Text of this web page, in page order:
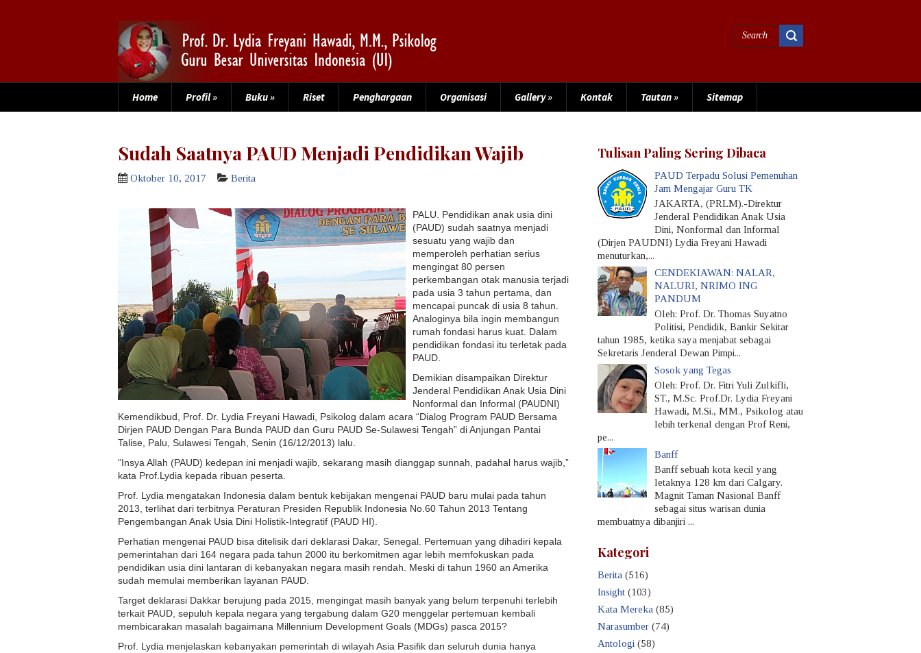
Home Profil» Buku» Riset Penghargaan Organisasi Gallery» Kontak Tautan» Sitemap
Sudah Saatnya PAUD Menjadi Pendidikan Wajib
Oktober 10, 2017 Berita
PALU. Pendidikan anak usia dini
(PAUD) sudah saatnya menjadi
sesuatu yang wajib dan
memperoleh perhatian serius
mengingat 80 persen
perkembangan otak manusia terjadi
pada usia 3 tahun pertama, dan
mencapai puncak di usia 8 tahun.
Analoginya bila ingin membangun
rumah fondasi harus kuat. Dalam
pendidikan fondasi itu terletak pada
PAUD.
Demikian disampaikan Direktur
Jenderal Pendidikan Anak Usia Dini
Nonformal dan Informal (PAUDNI)
Kemendikbud, Prof. Dr. Lydia Freyani Hawadi, Psikolog dalam acara “Dialog Program PAUD Bersama
Dirjen PAUD Dengan Para Bunda PAUD dan Guru PAUD Se-Sulawesi Tengah” di Anjungan Pantai
Talise, Palu, Sulawesi Tengah, Senin (16/12/2013) lalu.
“Insya Allah (PAUD) kedepan ini menjadi wajib, sekarang masih dianggap sunnah, padahal harus wajib,”
kata Prof.Lydia kepada ribuan peserta.
Prof. Lydia mengatakan Indonesia dalam bentuk kebijakan mengenai PAUD baru mulai pada tahun
2013, terlihat dari terbitnya Peraturan Presiden Republik Indonesia No.60 Tahun 2013 Tentang
Pengembangan Anak Usia Dini Holistik-Integratif (PAUD HI).
Perhatian mengenai PAUD bisa ditelisik dari deklarasi Dakar, Senegal. Pertemuan yang dihadiri kepala
pemerintahan dari 164 negara pada tahun 2000 itu berkomitmen agar lebih memfokuskan pada
pendidikan usia dini lantaran di kebanyakan negara masih rendah. Meski di tahun 1960 an Amerika
sudah memulai memberikan layanan PAUD.
Target deklarasi Dakkar berujung pada 2015, mengingat masih banyak yang belum terpenuhi terlebih
terkait PAUD, sepuluh kepala negara yang tergabung dalam G20 menggelar pertemuan kembali
membicarakan masalah bagaimana Millennium Development Goals (MDGs) pasca 2015?
Prof. Lydia menjelaskan kebanyakan pemerintah di wilayah Asia Pasifik dan seluruh dunia hanya
Tulisan Paling Sering Dibaca
PAUD Terpadu Solusi Pemenuhan
Jam Mengajar Guru TK
JAKARTA, (PRLM).-Direktur
Jenderal Pendidikan Anak Usia
Dini, Nonformal dan Informal
(Dirjen PAUDNI) Lydia Freyani Hawadi
menuturkan,...
CENDEKIAWAN: NALAR,
NALURI, NRIMO ING
PANDUM
Oleh: Prof. Dr. Thomas Suyatno
Politisi, Pendidik, Bankir Sekitar
tahun 1985, ketika saya menjabat sebagai
Sekretaris Jenderal Dewan Pimpi...
Sosok yang Tegas
Oleh: Prof. Dr. Fitri Yuli Zulkifli,
ST., M.Sc. Prof.Dr. Lydia Freyani
Hawadi, M.Si., MM., Psikolog atau
lebih terkenal dengan Prof Reni,
pe...
Banff
Banff sebuah kota kecil yang
letaknya 128 km dari Calgary.
Magnit Taman Nasional Banff
sebagai situs warisan dunia
membuatnya dibanjiri ...
Kategori
Berita (516)
Insight (103)
Kata Mereka (85)
Narasumber (74)
Antologi (58)